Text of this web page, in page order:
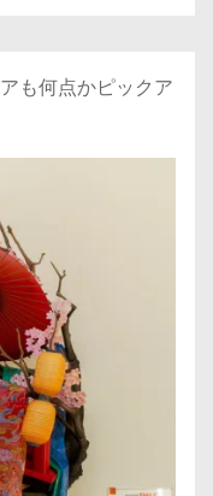
も何点かピックア